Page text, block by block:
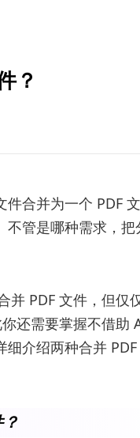
？
合并为一个 PDF
不管是哪种需求，把
并 PDF 文件，但仅
还需要掌握不借助
介绍两种合并